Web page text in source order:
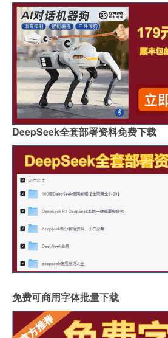
DeepSeek全套部署资料免费下载
免费可商用字体批量下载